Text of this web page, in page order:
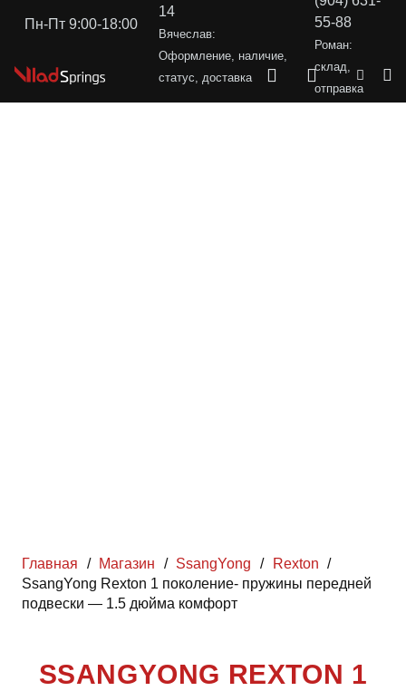
Пн-Пт 9:00-18:00
14
Вячеслав:
Оформление, наличие,
статус, доставка
55-88
Роман:
склад,
отправка
Главная / Магазин / SsangYong / Rexton /
SsangYong Rexton 1 поколение- пружины передней
подвески — 1.5 дюйма комфорт
SSANGYONG REXTON 1